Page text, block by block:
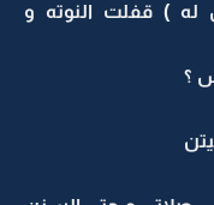
له ) قفلت النوته و
؟